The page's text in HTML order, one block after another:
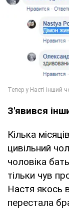
З'явився
Кілька
цивільний
чоловіка
тільки чув
Настя якось
перестала